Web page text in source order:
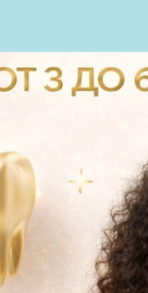
О НАС